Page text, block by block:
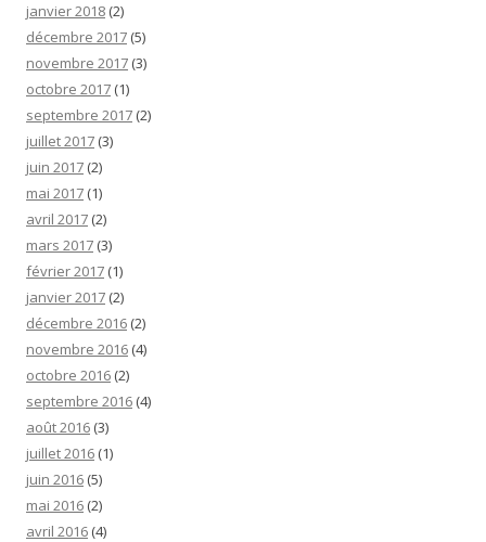
janvier 2018 (2)
décembre 2017 (5)
novembre 2017 (3)
octobre 2017 (1)
septembre 2017 (2)
juillet 2017 (3)
juin 2017 (2)
mai 2017 (1)
avril 2017 (2)
mars 2017 (3)
février 2017 (1)
janvier 2017 (2)
décembre 2016 (2)
novembre 2016 (4)
octobre 2016 (2)
septembre 2016 (4)
août 2016 (3)
juillet 2016 (1)
juin 2016 (5)
mai 2016 (2)
avril 2016 (4)